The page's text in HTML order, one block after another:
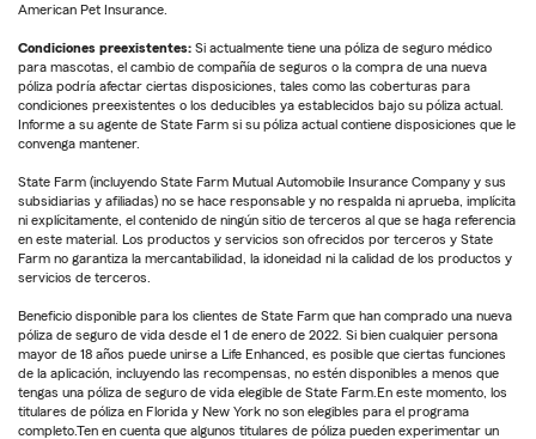
American Pet Insurance.
Condiciones preexistentes: Si actualmente tiene una póliza de seguro médico
para mascotas, el cambio de compañía de seguros o la compra de una nueva
póliza podría afectar ciertas disposiciones, tales como las coberturas para
condiciones preexistentes o los deducibles ya establecidos bajo su póliza actual.
Informe a su agente de State Farm si su póliza actual contiene disposiciones que le
convenga mantener.
State Farm (incluyendo State Farm Mutual Automobile Insurance Company y sus
subsidiarias y afiliadas) no se hace responsable y no respalda ni aprueba, implícita
ni explícitamente, el contenido de ningún sitio de terceros al que se haga referencia
en este material. Los productos y servicios son ofrecidos por terceros y State
Farm no garantiza la mercantabilidad, la idoneidad ni la calidad de los productos y
servicios de terceros.
Beneficio disponible para los clientes de State Farm que han comprado una nueva
póliza de seguro de vida desde el 1 de enero de 2022. Si bien cualquier persona
mayor de 18 años puede unirse a Life Enhanced, es posible que ciertas funciones
de la aplicación, incluyendo las recompensas, no estén disponibles a menos que
tengas una póliza de seguro de vida elegible de State Farm.En este momento, los
titulares de póliza en Florida y New York no son elegibles para el programa
completo.Ten en cuenta que algunos titulares de póliza pueden experimentar un